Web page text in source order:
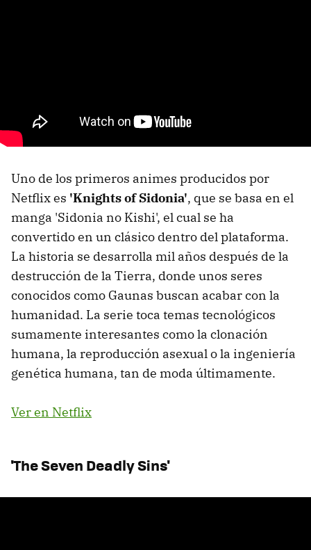
Uno de los primeros animes producidos por
Netflix es 'Knights of Sidonia', que se basa en el
manga 'Sidonia no Kishi', el cual se ha
convertido en un clásico dentro del plataforma.
La historia se desarrolla mil años después de la
destrucción de la Tierra, donde unos seres
conocidos como Gaunas buscan acabar con la
humanidad. La serie toca temas tecnológicos
sumamente interesantes como la clonación
humana, la reproducción asexual o la ingeniería
genética humana, tan de moda últimamente.
Ver en Netflix
'The Seven Deadly Sins'